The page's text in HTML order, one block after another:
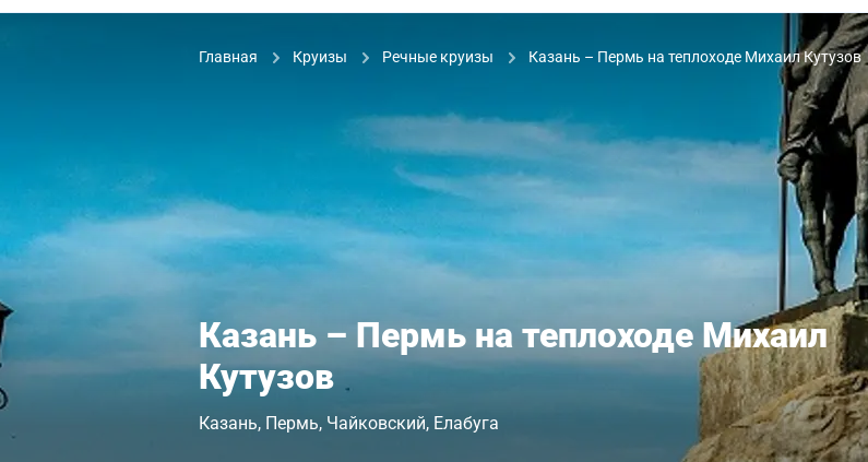
Главная Круизы Речные круизы Казань – Пермь на теплоходе Михаил Кутузов
Казань – Пермь на теплоходе Михаил
Кутузов
Казань Пермь Чайковский Елабуга